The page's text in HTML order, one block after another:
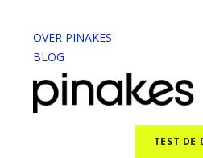
OVER PINAKES
BLOG
TEST DE